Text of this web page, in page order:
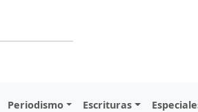
Periodismo Escrituras